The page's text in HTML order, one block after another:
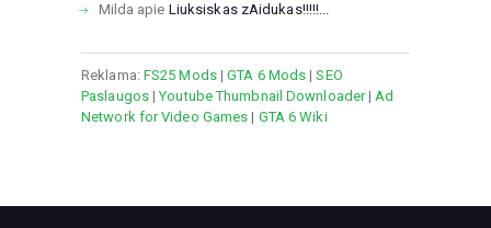
Milda apie Liuksiskas zAidukas!!!!!...
Reklama: FS25 Mods|GTA 6 Mods |SEO
Paslaugos|Youtube Thumbnail Downloader|Ad
Network for Video Games | GTA 6 Wiki